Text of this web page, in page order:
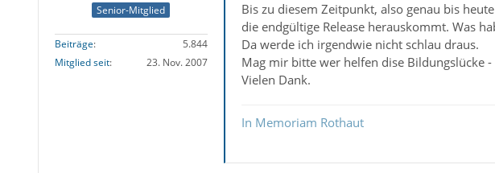
Senior-Mitglied
Beiträge
5.844
Mitglied seit
23. Nov. 2007
Bis zu diesem Zeitpunkt, also genau bis
die endgültige Release herauskommt. Was
Da werde ich irgendwie nicht schlau draus.
Mag mir bitte wer helfen dise Bildungslücke
Vielen Dank.
In Memoriam Rothaut